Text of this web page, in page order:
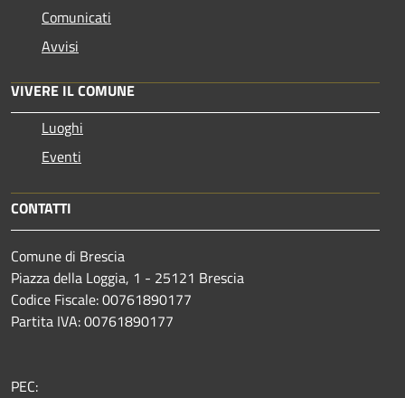
Comunicati
Avvisi
VIVERE IL COMUNE
Luoghi
Eventi
CONTATTI
Comune di Brescia
Piazza della Loggia, 1 - 25121 Brescia
Codice Fiscale: 00761890177
Partita IVA: 00761890177
PEC: